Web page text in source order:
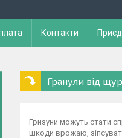
Контакти
Гранули від
Гризуни можуть стати
шкоди врожаю,